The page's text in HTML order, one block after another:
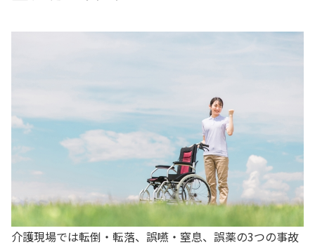
介護現場では転倒・転落、誤嚥・窒息、誤薬の3つの事故